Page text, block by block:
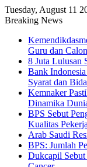
Tuesday, August 11
Breaking News
Guru dan
8 Juta Lulusan
Bank
Syarat dan
Kemnaker
Dinamika
BPS Sebut
Kualitas
Arab Saudi
BPS: Jumlah
Dukcapil